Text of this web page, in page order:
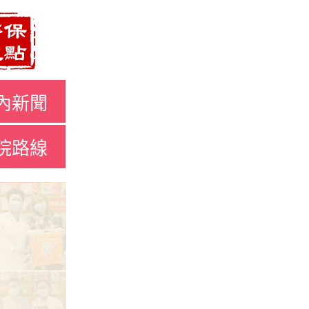
新聞
路線